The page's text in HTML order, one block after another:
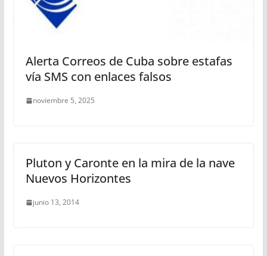
Alerta Correos de Cuba sobre estafas
vía SMS con enlaces falsos
noviembre 5, 2025
Pluton y Caronte en la mira de la nave
Nuevos Horizontes
junio 13, 2014